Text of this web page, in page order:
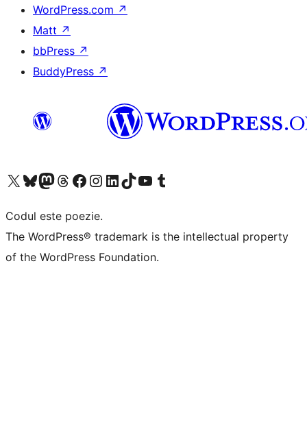
WordPress.com ↗
Matt ↗
bbPress ↗
BuddyPress ↗
Mergi la contul nostru X (fost Twitter)
Vizitează contul nostru Bluesky
Vizitează contul nostru Mastodon
Vizitează contul nostru Threads
Vizitează pagina noastră Facebook
Vizitează-ne pe Instagram
Vizitează-ne pe LinkedIn
Vizitează contul nostru TikTok
Vizitează canalul nostru YouTube
Vizitează contul nostru Tumblr
Codul este poezie.
The WordPress® trademark is the intellectual property
of the WordPress Foundation.